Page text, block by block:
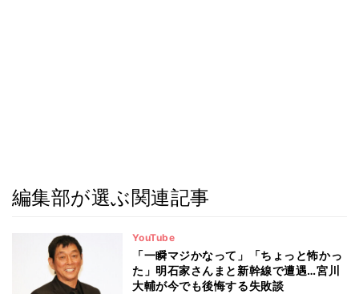
編集部が選ぶ関連記事
YouTube
「一瞬マジかなって」「ちょっと怖かっ
た」明石家さんまと新幹線で遭遇…宮川
大輔が今でも後悔する失敗談